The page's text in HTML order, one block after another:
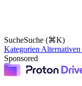
SucheSuche (⌘K)
Kategorien Alternativen
Sponsored